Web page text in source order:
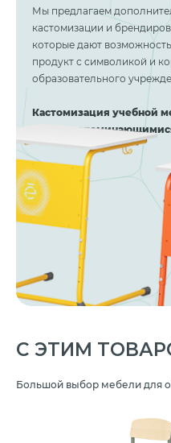
Мы предлагаем
кастомизации и
которые дают
продукт с символикой и
образовательного
Кастомизация учебной
школы
C ЭТИМ
Большой выбор мебели для